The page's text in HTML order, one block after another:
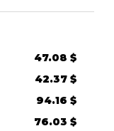
47.08 $
42.37 $
94.16 $
76.03 $